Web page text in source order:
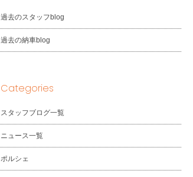
過去のスタッフblog
過去の納車blog
Categories
スタッフブログ一覧
ニュース一覧
ポルシェ